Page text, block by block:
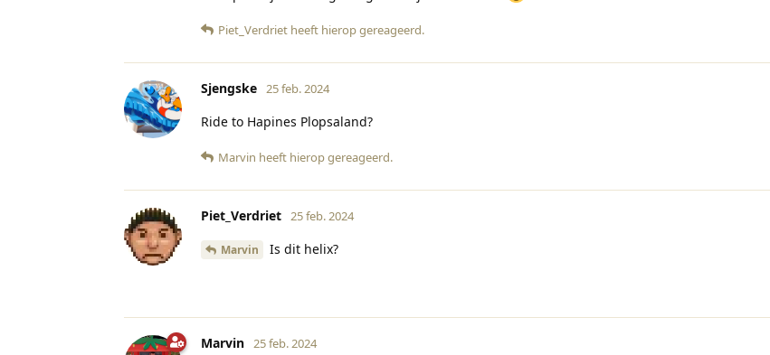
Piet_Verdriet heeft hierop gereageerd.
Sjengske 25 feb. 2024
Ride to Hapines Plopsaland?
Marvin heeft hierop gereageerd.
Piet_Verdriet 25 feb. 2024
Marvin Is dit helix?
Marvin 25 feb. 2024